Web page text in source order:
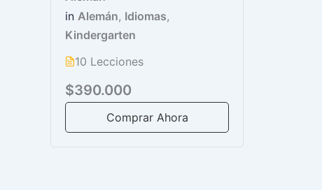
in Alemán, Idiomas,
Kindergarten
10 Lecciones
$390.000
Comprar Ahora